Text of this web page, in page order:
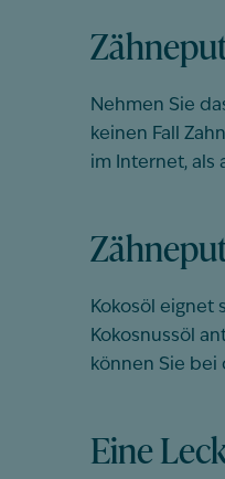
Nehmen Sie
keinen Fall
im Internet, als
Kokosöl eignet
Kokosnussöl
können Sie bei
Eine